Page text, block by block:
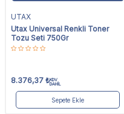
UTAX
Utax Universal Renkli Toner
Tozu Seti 750Gr
8.376,37 ₺KDV
DAHİL
Sepete Ekle